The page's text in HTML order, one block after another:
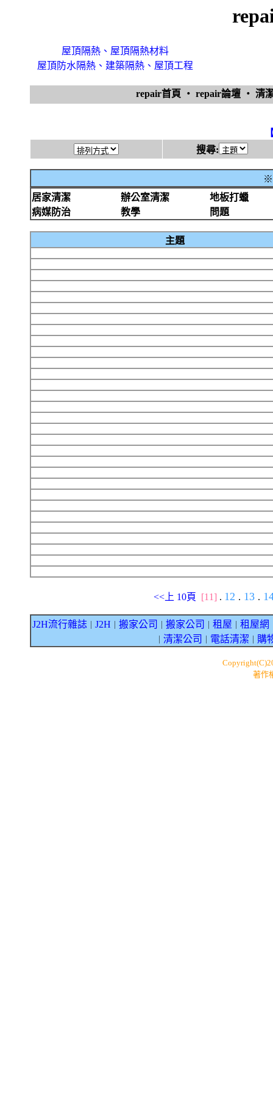
屋頂隔熱、屋頂隔熱材料
屋頂防水隔熱、建築隔熱、屋頂工程
repair首頁 ‧ repair論壇 ‧ 清
搜尋:
※
居家清潔
辦公室清潔
地板打蠟
病媒防治
教學 問題
主題
<<上 10頁 [11] . 12 . 13 .
J2H流行雜誌 J2H 搬家公司 搬家公司 租屋 租屋網
清潔公司 電話清潔 購
著作